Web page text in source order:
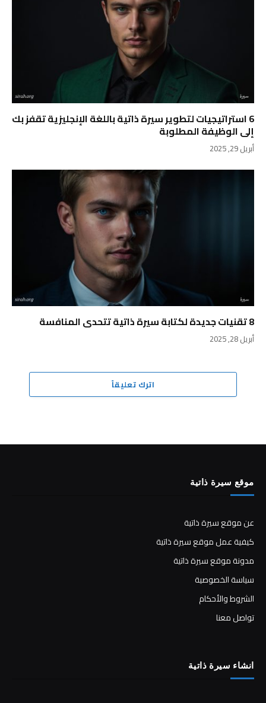
6 استراتيجيات لتطوير سيرة ذاتية باللغة الإنجليزية تقفز بك
إلى الوظيفة المطلوبة
أبريل 29, 2025
8 تقنيات جديدة لكتابة سيرة ذاتية تتحدى المنافسة
أبريل 28, 2025
اترك تعليقاً
موقع سيرة ذاتية
عن موقع سيرة ذاتية
كيفية عمل موقع سيرة ذاتية
مدونة موقع سيرة ذاتية
سياسة الخصوصية
الشروط والأحكام
تواصل معنا
انشاء سيرة ذاتية